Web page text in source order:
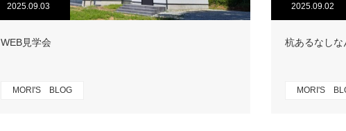
2025.09.03
WEB見学会
MORI'S BLOG
2025.09.02
杭あるなしな
MORI'S